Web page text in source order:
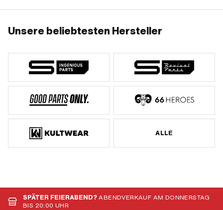
Unsere beliebtesten Hersteller
ALLE
SPÄTER FEIERABEND?ABENDVERKAUF AM DONNERSTAG
BIS 20:00 UHR